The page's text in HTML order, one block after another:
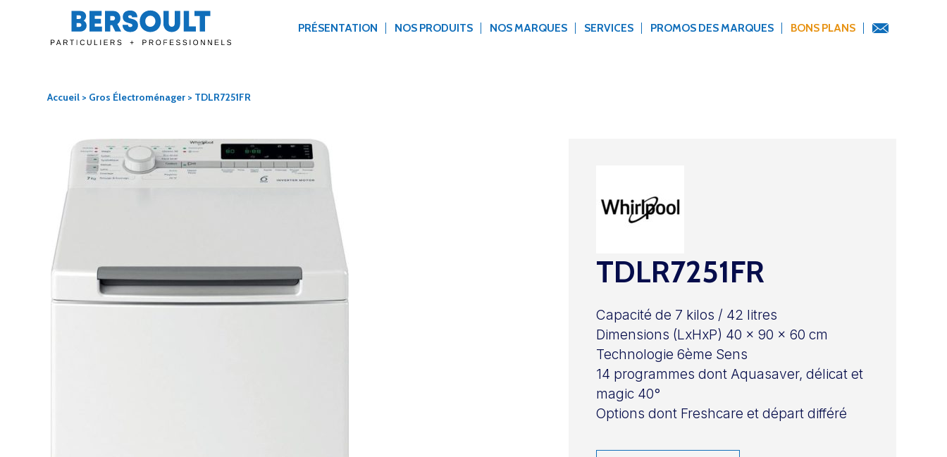
PRÉSENTATION NOS PRODUITS NOS MARQUES SERVICES PROMOS DES MARQUES BONS PLANS
Accueil > Gros Électroménager > TDLR7251FR
TDLR7251FR
Capacité de 7 kilos / 42 litres
Dimensions (LxHxP) 40 x 90 x 60 cm
Technologie 6ème Sens
14 programmes dont Aquasaver, délicat et
magic 40°
Options dont Freshcare et départ différé